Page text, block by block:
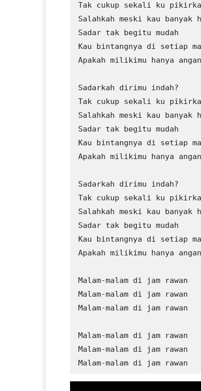
Tak cukup sekali ku
Salahkah meski kau banyak
Sadar tak begitu mudah
Kau bintangnya di setiap
Apakah milikimu hanya
Sadarkah dirimu indah?
Tak cukup sekali ku
Salahkah meski kau banyak
Sadar tak begitu mudah
Kau bintangnya di setiap
Apakah milikimu hanya
Sadarkah dirimu indah?
Tak cukup sekali ku
Salahkah meski kau banyak
Sadar tak begitu mudah
Kau bintangnya di setiap
Apakah milikimu hanya
Malam-malam di jam rawan
Malam-malam di jam rawan
Malam-malam di jam rawan
Malam-malam di jam rawan
Malam-malam di jam rawan
Malam-malam di jam rawan